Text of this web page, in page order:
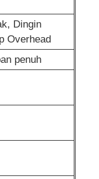
Dingin
Overhead
penuh